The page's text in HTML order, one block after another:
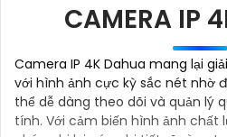
CAMERA IP
Camera IP 4K Dahua mang lại
với hình ảnh cực kỳ sắc nét nhờ
thể dễ dàng theo dõi và quản lý
tính. Với cảm biến hình ảnh chất